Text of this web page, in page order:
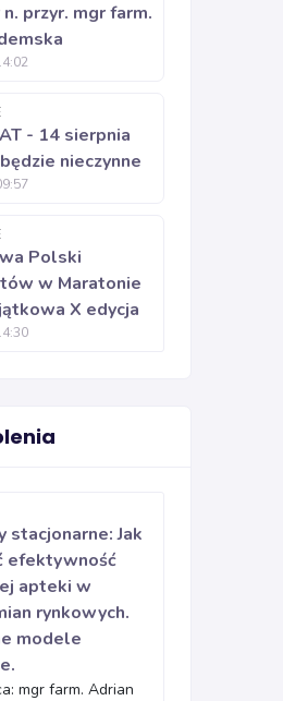
n. przyr. mgr farm.
- 14 sierpnia
nieczynne
Polski
w Maratonie
X edycja
stacjonarne: Jak
efektywność
apteki w
rynkowych.
modele
mgr farm. Adrian